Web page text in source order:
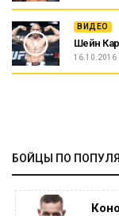
ВИДЕО
Шейн
16.10.2016
БОЙЦЫ ПО